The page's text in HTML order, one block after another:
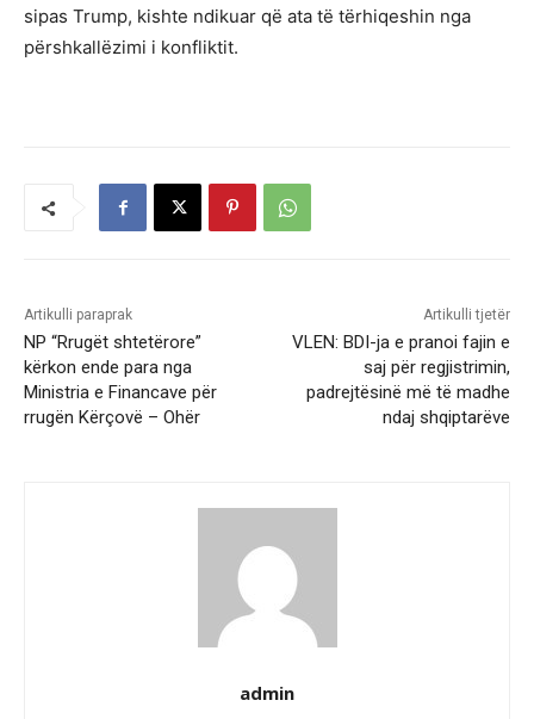
sipas Trump, kishte ndikuar që ata të tërhiqeshin nga
përshkallëzimi i konfliktit.
Artikulli paraprak
NP “Rrugët shtetërore”
kërkon ende para nga
Ministria e Financave për
rrugën Kërçovë – Ohër
Artikulli tjetër
VLEN: BDI-ja e pranoi fajin e
saj për regjistrimin,
padrejtësinë më të madhe
ndaj shqiptarëve
admin